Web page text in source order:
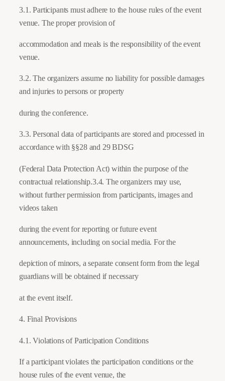
3.1. Participants must adhere to the house rules of the event
venue. The proper provision of
accommodation and meals is the responsibility of the event
venue.
3.2. The organizers assume no liability for possible damages
and injuries to persons or property
during the conference.
3.3. Personal data of participants are stored and processed in
accordance with §§28 and 29 BDSG
(Federal Data Protection Act) within the purpose of the
contractual relationship.3.4. The organizers may use,
without further permission from participants, images and
videos taken
during the event for reporting or future event
announcements, including on social media. For the
depiction of minors, a separate consent form from the legal
guardians will be obtained if necessary
at the event itself.
4. Final Provisions
4.1. Violations of Participation Conditions
If a participant violates the participation conditions or the
house rules of the event venue, the